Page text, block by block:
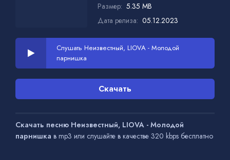
Размер: 5.35 MB
Дата релиза: 05.12.2023
Слушать Неизвестный, LIOVA - Молодой
парнишка
Скачать
Скачать песню Неизвестный, LIOVA - Молодой
парнишка в mp3 или слушайте в качестве 320 kbps бесплатно